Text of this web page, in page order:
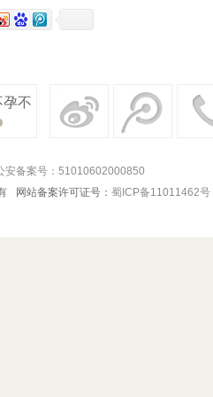
孕不
安备案号：51010602000850
网站备案许可证号： 蜀ICP备11011462号